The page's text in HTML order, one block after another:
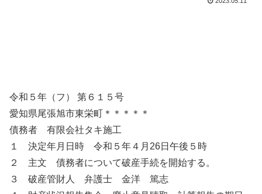
令和５年（フ） 第６１５号
愛知県尾張旭市東栄町＊＊＊＊＊
債務者 有限会社タキ施工
１ 決定年月日時 令和５年４月26日午後５時
２ 主文 債務者について破産手続を開始する。
３ 破産管財人 弁護士 金洋 篤志